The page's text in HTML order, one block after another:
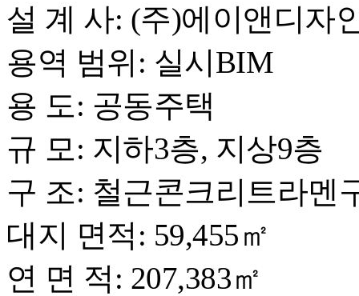
설 계 사: (주)에이앤디자
용역 범위: 실시BIM
용 도: 공동주택
규 모: 지하3층, 지상9층
구 조: 철근콘크리트라멘
대지 면적: 59,455㎡
연 면 적: 207,383㎡